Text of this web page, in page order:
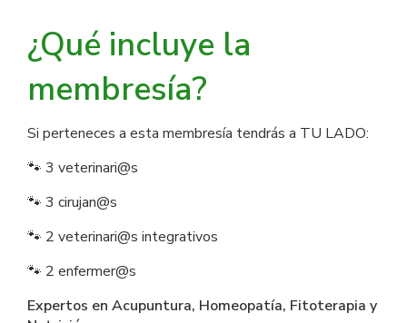
¿Qué incluye la
membresía?
Si perteneces a esta membresía tendrás a TU LADO:
🐾 3 veterinari@s
🐾 3 cirujan@s
🐾 2 veterinari@s integrativos
🐾 2 enfermer@s
Expertos en Acupuntura, Homeopatía, Fitoterapia y